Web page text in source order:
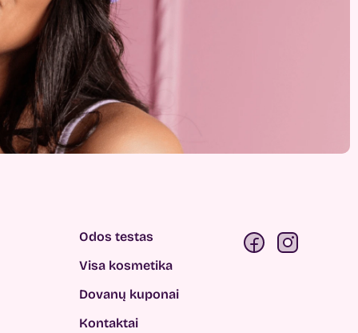
Odos testas
Visa kosmetika
Dovanų kuponai
Kontaktai